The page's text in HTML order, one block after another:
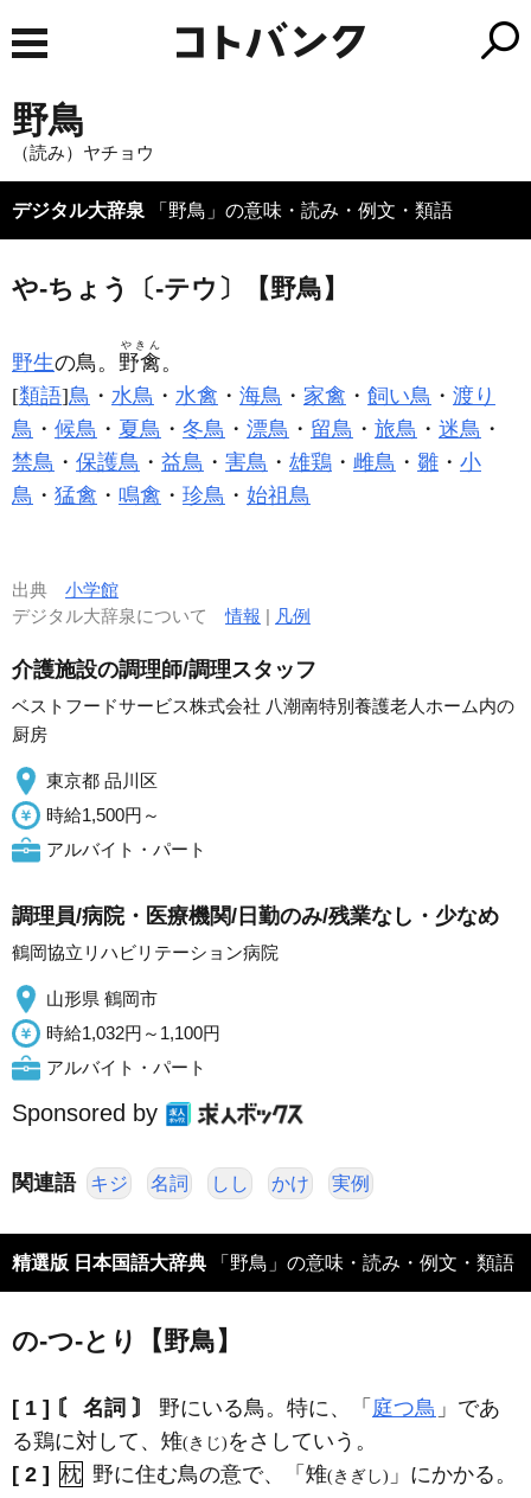
野鳥
（読み）ヤチョウ
デジタル大辞泉 「野鳥」の意味・読み・例文・類語
や‐ちょう〔‐テウ〕【野鳥】
野生の鳥。 野禽
やきん
。
[類語]鳥 ・ 水鳥 ・ 水禽 ・ 海鳥 ・ 家禽 ・ 飼い鳥 ・ 渡り
鳥 ・ 候鳥 ・ 夏鳥 ・ 冬鳥 ・ 漂鳥 ・ 留鳥 ・ 旅鳥 ・ 迷鳥 ・
禁鳥 ・ 保護鳥 ・ 益鳥 ・ 害鳥 ・ 雄鶏 ・ 雌鳥 ・ 雛 ・ 小
鳥 ・ 猛禽 ・ 鳴禽 ・ 珍鳥 ・ 始祖鳥
出典 小学館
デジタル大辞泉について情報 | 凡例
介護施設の調理師/調理スタッフ
ベストフードサービス株式会社 八潮南特別養護老人ホーム内の
厨房
東京都 品川区
時給1,500円～
アルバイト・パート
調理員/病院・医療機関/日勤のみ/残業なし・少なめ
鶴岡協立リハビリテーション病院
山形県 鶴岡市
時給1,032円～1,100円
アルバイト・パート
Sponsored by
関連語 キジ 名詞 しし かけ 実例
精選版 日本国語大辞典 「野鳥」の意味・読み・例文・類語
の‐つ‐とり【野鳥】
[ 1 ] 〘 名詞 〙 野にいる鳥。特に、「 庭つ鳥 」であ
る鶏に対して、雉(きじ)をさしていう。
[ 2 ] 枕 野に住む鳥の意で、「雉(きぎし) 」にかかる。